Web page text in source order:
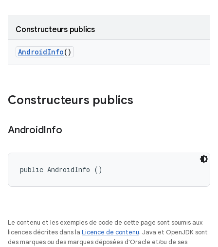
Constructeurs publics
AndroidInfo()
Constructeurs publics
AndroidInfo
public AndroidInfo ()
Le contenu et les exemples de code de cette page sont soumis aux
licences décrites dans la Licence de contenu. Java et OpenJDK sont
des marques ou des marques déposées d'Oracle et/ou de ses